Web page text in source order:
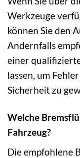
Werkzeuge
können Sie den
Andernfalls
einer
lassen, um
Sicherheit zu
Welche
Fahrzeug?
Die empfohlene